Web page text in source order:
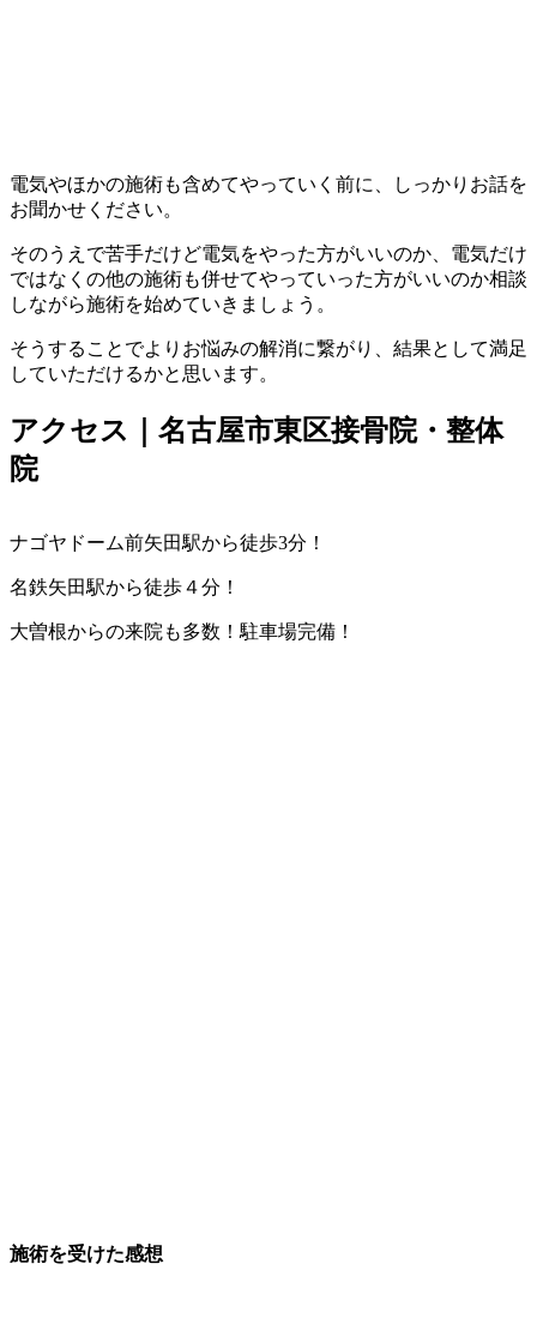
電気やほかの施術も含めてやっていく前に、しっかりお話を
お聞かせください。
そのうえで苦手だけど電気をやった方がいいのか、電気だけ
ではなくの他の施術も併せてやっていった方がいいのか相談
しながら施術を始めていきましょう。
そうすることでよりお悩みの解消に繋がり、結果として満足
していただけるかと思います。
アクセス｜名古屋市東区接骨院・整体
院
ナゴヤドーム前矢田駅から徒歩3分！
名鉄矢田駅から徒歩４分！
大曽根からの来院も多数！駐車場完備！
施術を受けた感想